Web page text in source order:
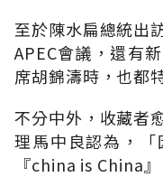
至於陳水扁總統出
APEC會議，還有
席胡錦濤時，也都
不分中外，收藏者
理馬中良認為，「
『china is China